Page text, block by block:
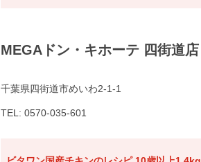
MEGAドン・キホーテ 四街道店
千葉県四街道市めいわ2-1-1
TEL: 0570-035-601